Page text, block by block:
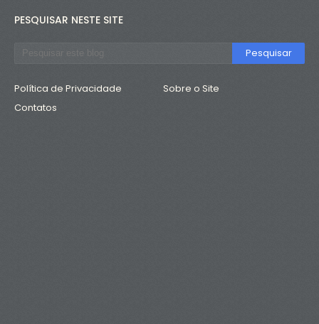
PESQUISAR NESTE SITE
Política de Privacidade
Sobre o Site
Contatos